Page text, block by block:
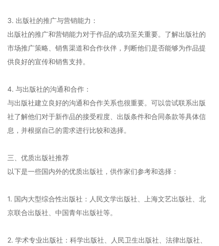
3. 出版社的推广与营销能力：
出版社的推广和营销能力对于作品的成功至关重要。了解出版社的
市场推广策略、销售渠道和合作伙伴，判断他们是否能够为作品提
供良好的宣传和销售支持。
4. 与出版社的沟通和合作：
与出版社建立良好的沟通和合作关系也很重要。可以尝试联系出版
社了解他们对于新作品的接受程度、出版条件和合同条款等具体信
息，并根据自己的需求进行比较和选择。
三、优质出版社推荐
以下是一些国内外的优质出版社，供作家们参考和选择：
1. 国内大型综合性出版社：人民文学出版社、上海文艺出版社、北
京联合出版社、中国青年出版社等。
2. 学术专业出版社：科学出版社、人民卫生出版社、法律出版社、